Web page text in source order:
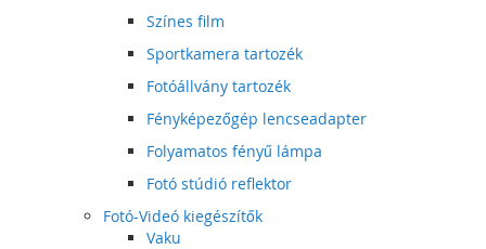
Színes film
Sportkamera tartozék
Fotóállvány tartozék
Fényképezőgép lencseadapter
Folyamatos fényű lámpa
Fotó stúdió reflektor
Fotó-Videó kiegészítők
Vaku